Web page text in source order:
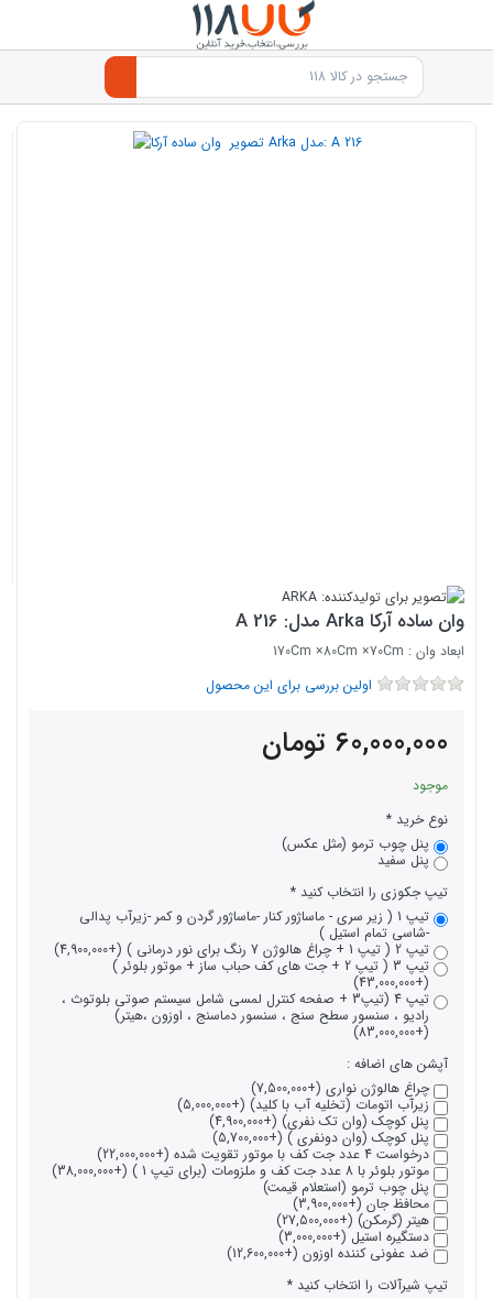
وان ساده آرکا Arka مدل: A 216
ابعاد وان : 170Cm ×80Cm ×70Cm
اولین بررسی برای این محصول
60,000,000 تومان
موجود
نوع خرید
پنل چوب ترمو (مثل عکس)
پنل سفید
تیپ جکوزی را انتخاب کنید
تیپ 1 ( زیر سری - ماساژور کنار -ماساژور گردن و کمر -زیرآب پدالی
-شاسی تمام استیل )
تیپ 2 ( تیپ 1 + چراغ هالوژن 7 رنگ برای نور درمانی ) (+4,900,000)
تیپ 3 ( تیپ 2 + جت های کف حباب ساز + موتور بلوئر )
(+43,000,000)
تیپ 4 (تیپ3 + صفحه کنترل لمسی شامل سیستم صوتی بلوتوث ،
رادیو ، سنسور سطح سنج ، سنسور دماسنج ، اوزون ،هیتر)
(+83,000,000)
آپشن های اضافه :
چراغ هالوژن نواری (+7,500,000)
زیرآب اتومات (تخلیه آب با کلید) (+5,000,000)
پنل کوچک (وان تک نفری) (+4,900,000)
پنل کوچک (وان دونفری ) (+5,700,000)
درخواست 4 عدد جت کف با موتور تقویت شده (+22,000,000)
موتور بلوئر با 8 عدد جت کف و ملزومات (برای تیپ 1 ) (+38,000,000)
پنل چوب ترمو (استعلام قیمت)
محافظ جان (+3,900,000)
هیتر (گرمکن) (+27,500,000)
دستگیره استیل (+3,000,000)
ضد عفونی کننده اوزون (+12,600,000)
تیپ شیرآلات را انتخاب کنید